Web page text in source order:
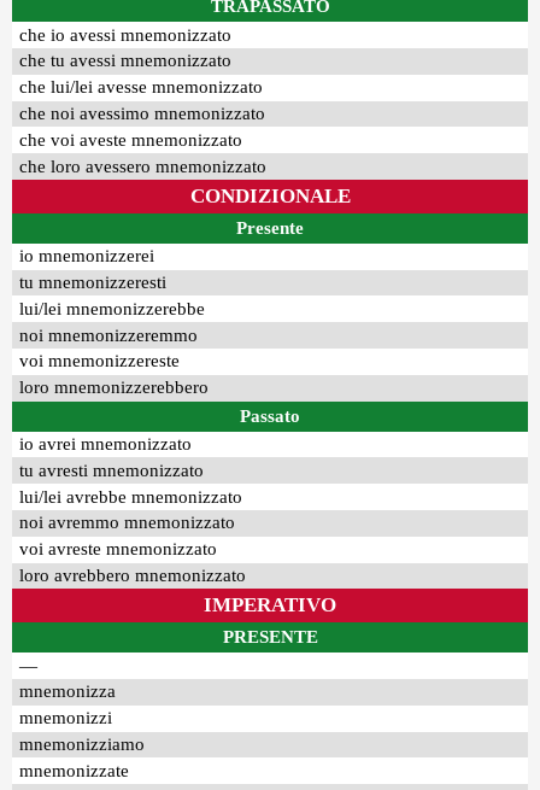
TRAPASSATO
che io avessi mnemonizzato
che tu avessi mnemonizzato
che lui/lei avesse mnemonizzato
che noi avessimo mnemonizzato
che voi aveste mnemonizzato
che loro avessero mnemonizzato
CONDIZIONALE
Presente
io mnemonizzerei
tu mnemonizzeresti
lui/lei mnemonizzerebbe
noi mnemonizzeremmo
voi mnemonizzereste
loro mnemonizzerebbero
Passato
io avrei mnemonizzato
tu avresti mnemonizzato
lui/lei avrebbe mnemonizzato
noi avremmo mnemonizzato
voi avreste mnemonizzato
loro avrebbero mnemonizzato
IMPERATIVO
PRESENTE
—
mnemonizza
mnemonizzi
mnemonizziamo
mnemonizzate